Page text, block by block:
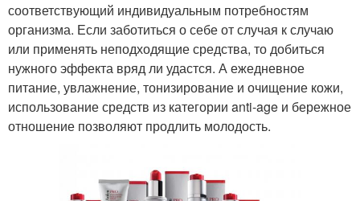
соответствующий индивидуальным потребностям
организма. Если заботиться о себе от случая к случаю
или применять неподходящие средства, то добиться
нужного эффекта вряд ли удастся. А ежедневное
питание, увлажнение, тонизирование и очищение кожи,
использование средств из категории anti-age и бережное
отношение позволяют продлить молодость.